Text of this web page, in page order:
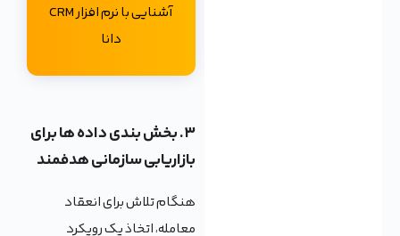
آشنایی با نرم افزار CRM
دانا
۳. بخش بندی داده ها برای
بازاریابی سازمانی هدفمند
هنگام تلاش برای انعقاد
معامله، اتخاذ یک رویکرد